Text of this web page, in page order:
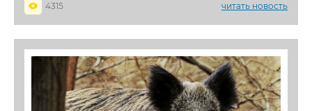
4315
читать новость